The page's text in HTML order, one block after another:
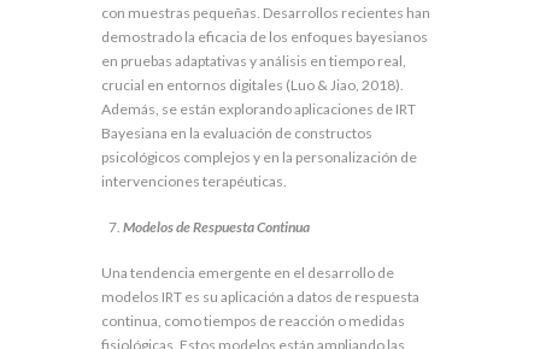
con muestras pequeñas. Desarrollos recientes han
demostrado la eficacia de los enfoques bayesianos
en pruebas adaptativas y análisis en tiempo real,
crucial en entornos digitales (Luo & Jiao, 2018).
Además, se están explorando aplicaciones de IRT
Bayesiana en la evaluación de constructos
psicológicos complejos y en la personalización de
intervenciones terapéuticas.
Modelos de Respuesta Continua
Una tendencia emergente en el desarrollo de
modelos IRT es su aplicación a datos de respuesta
continua, como tiempos de reacción o medidas
fisiológicas. Estos modelos están ampliando las